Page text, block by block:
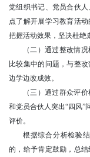
党组织书记、党员合伙
点了解开展学习教育活
把握活动效果，坚决杜绝
（二）通过整改情
比较集中的问题，与整
边学边改成效。
（三）通过群众评
和党员合伙人突出“四风”
评价。
根据综合分析检验
的，给予肯定鼓励，总